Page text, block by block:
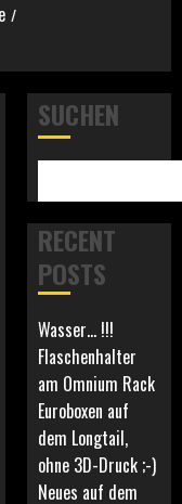
SUCHEN
RECENT
POSTS
Wasser… !!!
Flaschenhalter
am Omnium Rack
Euroboxen auf
dem Longtail,
ohne 3D-Druck ;-)
Neues auf dem